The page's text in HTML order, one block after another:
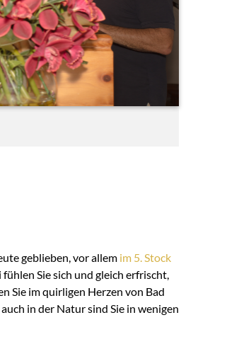
geblieben, vor allem im 5. Stock
Sie sich und gleich erfrischt,
Sie im quirligen Herzen von Bad
in der Natur sind Sie in wenigen